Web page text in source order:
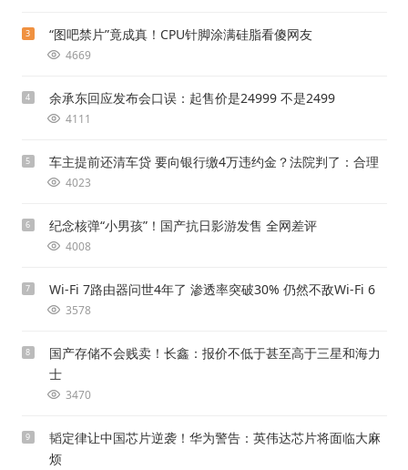
3 “图吧禁片”竟成真！CPU针脚涂满硅脂看傻网友
4669
4 余承东回应发布会口误：起售价是24999 不是2499
4111
5 车主提前还清车贷 要向银行缴4万违约金？法院判了：合理
4023
6 纪念核弹“小男孩”！国产抗日影游发售 全网差评
4008
7 Wi-Fi 7路由器问世4年了 渗透率突破30% 仍然不敌Wi-Fi 6
3578
8
国产存储不会贱卖！长鑫：报价不低于甚至高于三星和海力
士
3470
9
韬定律让中国芯片逆袭！华为警告：英伟达芯片将面临大麻
烦